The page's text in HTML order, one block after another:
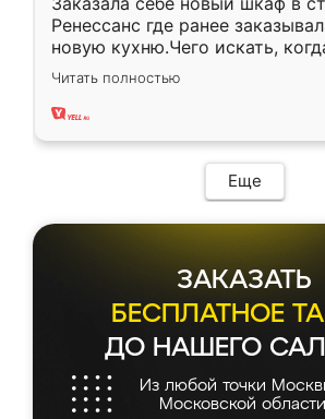
Ренессанс где ранее
новую кухню.Чего искать,
вполне довольна. Служит
два года, нареканий нет.
Читать полностью
Еще
ЗАКАЗАТЬ
БЕСПЛАТНОЕ
ДО НАШЕГО
Из любой точки
Московской